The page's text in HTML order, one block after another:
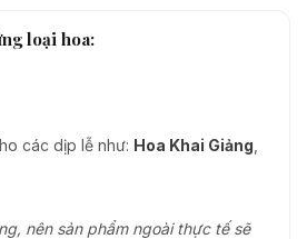
loại hoa:
các dịp lễ như: Hoa Khai Giảng
nên sản phẩm ngoài thực tế sẽ